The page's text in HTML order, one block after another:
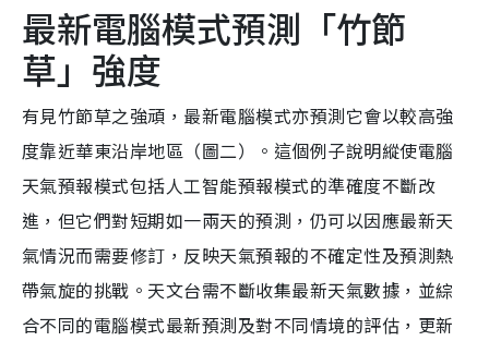
最新電腦模式預測「竹節
草」強度
有見竹節草之強頑，最新電腦模式亦預測它會以較高強
度靠近華東沿岸地區（圖二）。這個例子說明縱使電腦
天氣預報模式包括人工智能預報模式的準確度不斷改
進，但它們對短期如一兩天的預測，仍可以因應最新天
氣情況而需要修訂，反映天氣預報的不確定性及預測熱
帶氣旋的挑戰。天文台需不斷收集最新天氣數據，並綜
合不同的電腦模式最新預測及對不同情境的評估，更新